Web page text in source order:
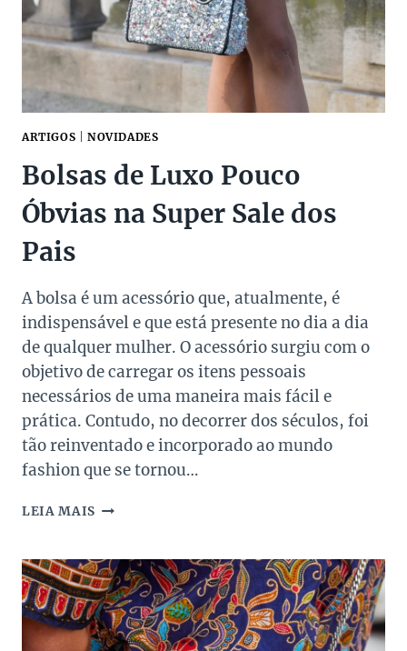
ÚNICA!
ARTIGOS NOVIDADES
Bolsas de Luxo Pouco
Óbvias na Super Sale dos
Pais
A bolsa é um acessório que, atualmente, é
indispensável e que está presente no dia a dia
de qualquer mulher. O acessório surgiu com o
objetivo de carregar os itens pessoais
necessários de uma maneira mais fácil e
prática. Contudo, no decorrer dos séculos, foi
tão reinventado e incorporado ao mundo
fashion que se tornou…
LEIA MAIS BOLSAS
POUCO
ÓBVIAS
NA
SUPER
SALE